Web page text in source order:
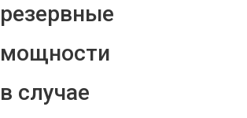
резервные
мощности
в случае